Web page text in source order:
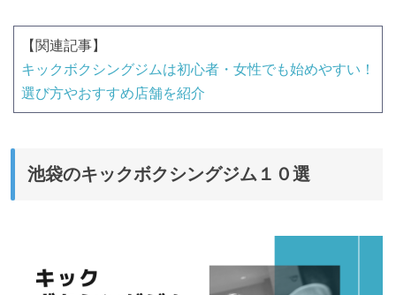
【関連記事】
キックボクシングジムは初心者・女性でも始めやすい！
選び方やおすすめ店舗を紹介
池袋のキックボクシングジム１０選